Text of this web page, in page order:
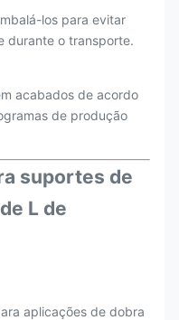
los para evitar
durante o transporte.
acabados de acordo
de produção
suportes de
L de
aplicações de dobra